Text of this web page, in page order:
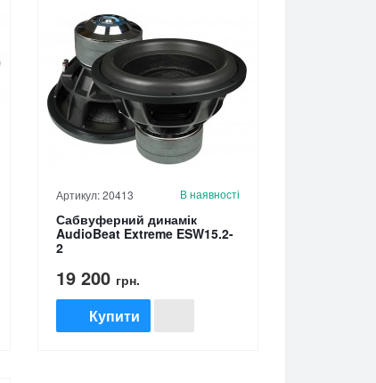
Артикул: 20413 В наявності
Сабвуферний динамік
AudioBeat Extreme ESW15.2-
2
19 200 грн.
Купити